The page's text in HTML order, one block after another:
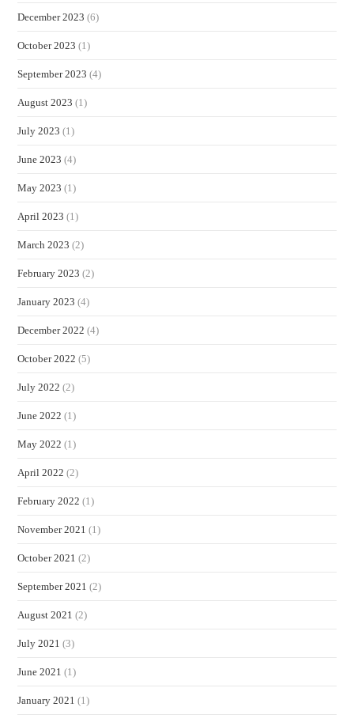
December 2023 (6)
October 2023 (1)
September 2023 (4)
August 2023 (1)
July 2023 (1)
June 2023 (4)
May 2023 (1)
April 2023 (1)
March 2023 (2)
February 2023 (2)
January 2023 (4)
December 2022 (4)
October 2022 (5)
July 2022 (2)
June 2022 (1)
May 2022 (1)
April 2022 (2)
February 2022 (1)
November 2021 (1)
October 2021 (2)
September 2021 (2)
August 2021 (2)
July 2021 (3)
June 2021 (1)
January 2021 (1)